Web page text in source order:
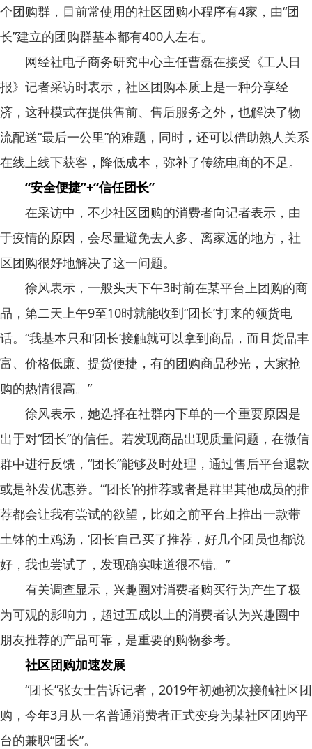
个团购群，目前常使用的社区团购小程序有4家，由“团
长”建立的团购群基本都有400人左右。
网经社电子商务研究中心主任曹磊在接受《工人日
报》记者采访时表示，社区团购本质上是一种分享经
济，这种模式在提供售前、售后服务之外，也解决了物
流配送“最后一公里”的难题，同时，还可以借助熟人关系
在线上线下获客，降低成本，弥补了传统电商的不足。
“安全便捷”+“信任团长”
在采访中，不少社区团购的消费者向记者表示，由
于疫情的原因，会尽量避免去人多、离家远的地方，社
区团购很好地解决了这一问题。
徐风表示，一般头天下午3时前在某平台上团购的商
品，第二天上午9至10时就能收到“团长”打来的领货电
话。“我基本只和‘团长’接触就可以拿到商品，而且货品丰
富、价格低廉、提货便捷，有的团购商品秒光，大家抢
购的热情很高。”
徐风表示，她选择在社群内下单的一个重要原因是
出于对“团长”的信任。若发现商品出现质量问题，在微信
群中进行反馈，“团长”能够及时处理，通过售后平台退款
或是补发优惠券。“‘团长’的推荐或者是群里其他成员的推
荐都会让我有尝试的欲望，比如之前平台上推出一款带
土钵的土鸡汤，‘团长’自己买了推荐，好几个团员也都说
好，我也尝试了，发现确实味道很不错。”
有关调查显示，兴趣圈对消费者购买行为产生了极
为可观的影响力，超过五成以上的消费者认为兴趣圈中
朋友推荐的产品可靠，是重要的购物参考。
社区团购加速发展
“团长”张女士告诉记者，2019年初她初次接触社区团
购，今年3月从一名普通消费者正式变身为某社区团购平
台的兼职“团长”。